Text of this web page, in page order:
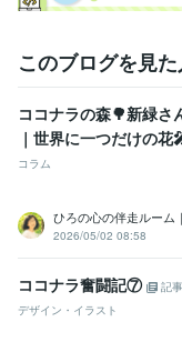
千葉県〇〇市役所
2月
受賞歴
ココナラ★プラチナラ
０件到達！
ココナラ
達成！ ココナラ★販売
の販売額30万円達成！
ラ★販売実績900件達成
ラ★販売実績1100件達成
このブログを見
ココナラの森🌳新緑さ
｜世界に一つだけの
コラム
ひろの心の伴走ルーム
2026/05/02 08:58
ココナラ奮闘記⑦
記事
デザイン・イラスト